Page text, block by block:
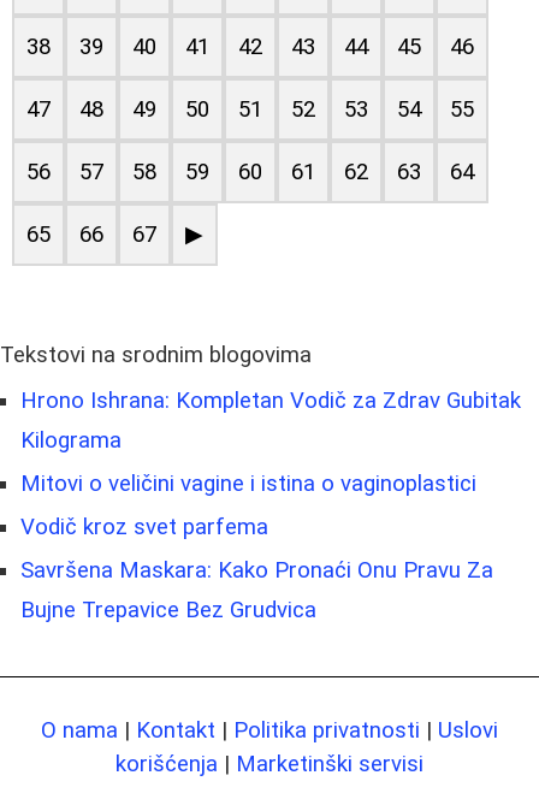
38 39 40 41 42 43 44 45 46
47 48 49 50 51 52 53 54 55
56 57 58 59 60 61 62 63 64
65 66 67 ▶
Tekstovi na srodnim blogovima
Hrono Ishrana: Kompletan Vodič za Zdrav Gubitak
Kilograma
Mitovi o veličini vagine i istina o vaginoplastici
Vodič kroz svet parfema
Savršena Maskara: Kako Pronaći Onu Pravu Za
Bujne Trepavice Bez Grudvica
O nama | Kontakt | Politika privatnosti | Uslovi
korišćenja | Marketinški servisi